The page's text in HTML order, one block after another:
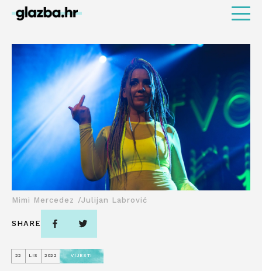
22 LIS 2022 VIJESTI
Mimi Mercedez /Julijan Labrović
SHARE